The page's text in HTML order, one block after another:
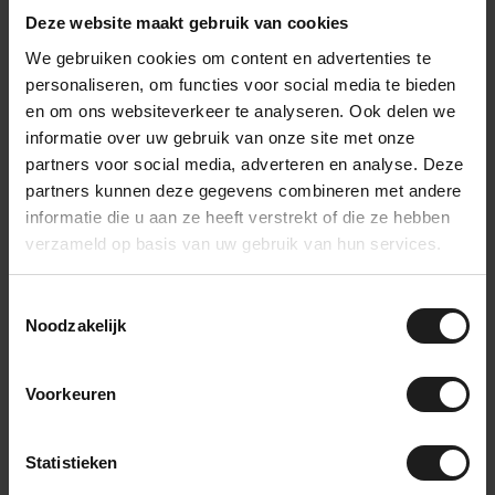
Deze website maakt gebruik van cookies
We gebruiken cookies om content en advertenties te
personaliseren, om functies voor social media te bieden
en om ons websiteverkeer te analyseren. Ook delen we
informatie over uw gebruik van onze site met onze
partners voor social media, adverteren en analyse. Deze
partners kunnen deze gegevens combineren met andere
informatie die u aan ze heeft verstrekt of die ze hebben
verzameld op basis van uw gebruik van hun services.
Noodzakelijk
Voorkeuren
Statistieken
Fijnribloper
Op voorraad
24,99
Piramideloper
Op voorraad
31,99
Jarno adviseert je graag! Bel naar
neem contact op.